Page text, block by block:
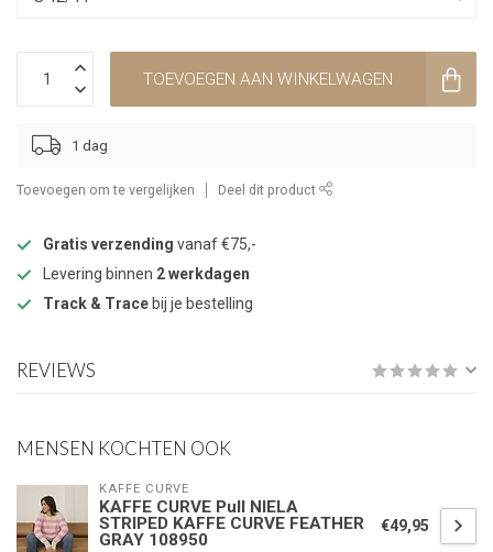
TOEVOEGEN AAN WINKELWAGEN
1 dag
Toevoegen om te vergelijken Deel dit product
Gratis verzending vanaf €75,-
Levering binnen 2 werkdagen
Track & Trace bij je bestelling
REVIEWS
MENSEN KOCHTEN OOK
KAFFE CURVE
KAFFE CURVE Pull NIELA
STRIPED KAFFE CURVE FEATHER
GRAY 108950
€49,95